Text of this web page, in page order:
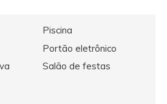
Piscina
Portão eletrônico
Salão de festas